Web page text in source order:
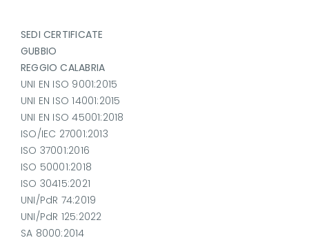
SEDI CERTIFICATE
GUBBIO
REGGIO CALABRIA
UNI EN ISO 9001:2015
UNI EN ISO 14001:2015
UNI EN ISO 45001:2018
ISO/IEC 27001:2013
ISO 37001:2016
ISO 50001:2018
ISO 30415:2021
UNI/PdR 74:2019
UNI/PdR 125:2022
SA 8000:2014